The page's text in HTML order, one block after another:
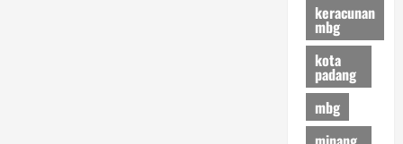
keracunan
mbg
kota
padang
mbg